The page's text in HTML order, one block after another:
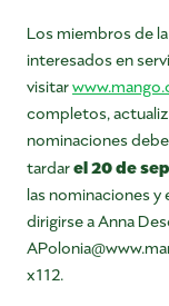
Los miembros de
interesados en
visitar
completos,
nominaciones
tardarel 20 de
las nominaciones
dirigirse a Anna
x112.